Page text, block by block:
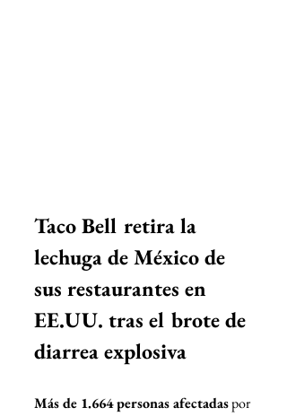
Taco Bell retira la
lechuga de México de
sus restaurantes en
EE.UU. tras el brote de
diarrea explosiva
Más de 1.664 personas afectadas por